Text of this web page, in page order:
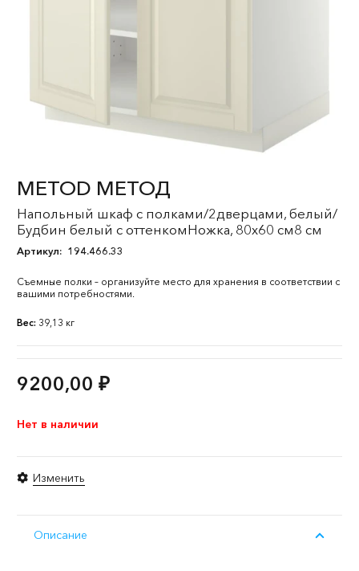
METOD МЕТОД
Напольный шкаф с полками/2дверцами, белый/
Будбин белый с оттенкомНожка, 80x60 см8 см
Артикул: 194.466.33
Съемные полки – организуйте место для хранения в соответствии с
вашими потребностями.
Вес: 39,13 кг
9200,00 ₽
Нет в наличии
Изменить
Описание